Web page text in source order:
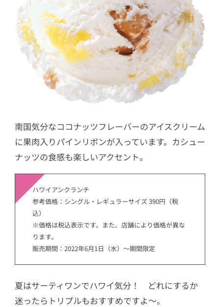
南国気分なココナッツフレーバーのアイスクリーム
に果肉入りパインリボンが入っています。カシュー
ナッツの食感も楽しいアクセント。
ハワイアンクランチ
参考価格：シングル・レギュラーサイズ 390円（税
込）
※価格は税込表示です。また、店舗により価格が異な
ります。
販売期間： 2022年6月1日（水）～期間限定
夏はサーティワンでハワイ気分！ どれにするか
迷ったらトリプルもおすすめですよ～。